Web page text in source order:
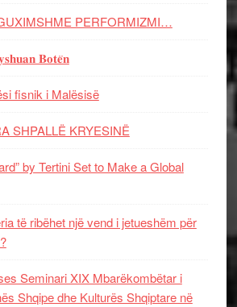
PERFORMIZMI…
𝐁𝐨𝐭𝐞̈𝐧
fisnik i Malësisë
SHPALLË KRYESINË
by Tertini Set to Make a Global
të ribëhet një vend i jetueshëm për
Seminari XIX Mbarëkombëtar i
Shqipe dhe Kulturës Shqiptare në